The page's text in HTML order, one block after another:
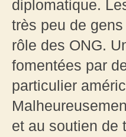
diplomatique.
très peu de
rôle des ONG.
fomentées par
particulier
et au soutien de